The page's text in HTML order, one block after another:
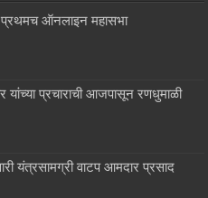
प्रथमच ऑनलाइन महासभा
यांच्या प्रचाराची आजपासून रणधुमाळी
यंत्रसामग्री वाटप आमदार प्रसाद